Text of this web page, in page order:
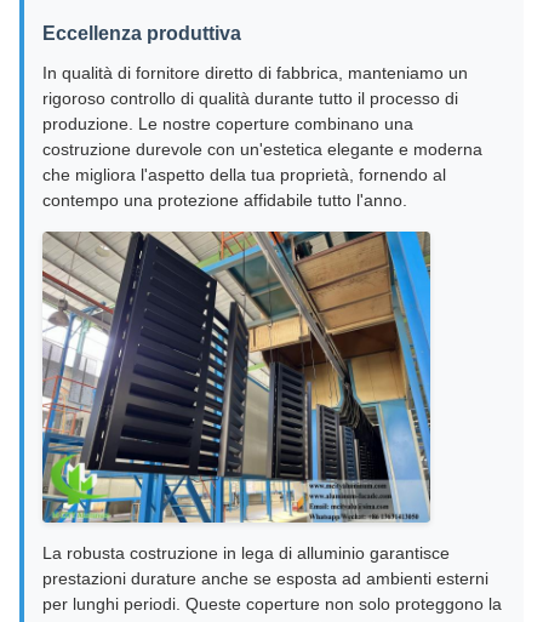
Eccellenza produttiva
In qualità di fornitore diretto di fabbrica, manteniamo un
rigoroso controllo di qualità durante tutto il processo di
produzione. Le nostre coperture combinano una
costruzione durevole con un'estetica elegante e moderna
che migliora l'aspetto della tua proprietà, fornendo al
contempo una protezione affidabile tutto l'anno.
La robusta costruzione in lega di alluminio garantisce
prestazioni durature anche se esposta ad ambienti esterni
per lunghi periodi. Queste coperture non solo proteggono la